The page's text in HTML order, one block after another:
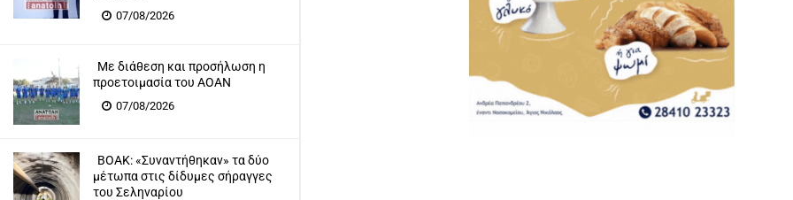
07/08/2026
Με διάθεση και προσήλωση η
προετοιμασία του ΑΟΑΝ
07/08/2026
ΒΟΑΚ: «Συναντήθηκαν» τα δύο
μέτωπα στις δίδυμες σήραγγες
του Σεληναρίου